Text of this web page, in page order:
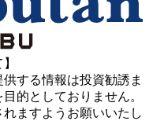
する情報は投資勧誘ま
的としておりません。
ますようお願いいたし